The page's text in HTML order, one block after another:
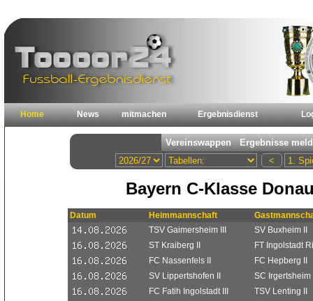
Home News mitmachen Ergebnisdienst
Bayern C-Klasse
Datum Heimmannschaft
TSV Gaimersheim III
SV Buxheim II
ST Kraiberg II
FT Ingolstadt
FC Nassenfels II
FC Hepberg II
SV Lippertshofen II
SC Irgertsheim
FC Fatih Ingolstadt III
TSV Lenting II